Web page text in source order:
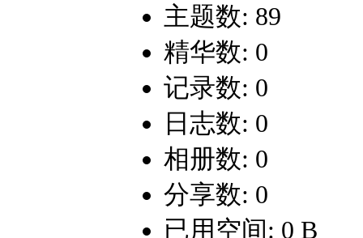
主题数: 89
精华数: 0
记录数: 0
日志数: 0
相册数: 0
分享数: 0
已用空间: 0 B